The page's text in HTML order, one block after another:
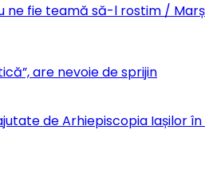
ne fie teamă să-l rostim /
are nevoie de sprijin
de Arhiepiscopia Iașilor